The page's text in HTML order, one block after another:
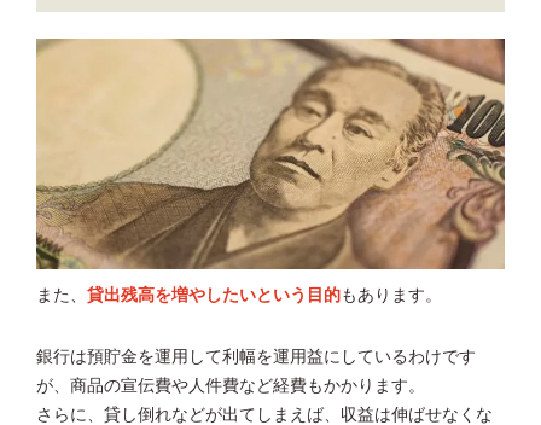
また、 貸出残高を増やしたいという目的もあります。
銀行は預貯金を運用して利幅を運用益にしているわけです
が、商品の宣伝費や人件費など経費もかかります。
さらに、貸し倒れなどが出てしまえば、収益は伸ばせなくな